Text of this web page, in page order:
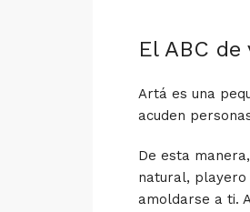
El ABC
Artá es una
acuden
De esta
natural, playero
amoldarse a ti.